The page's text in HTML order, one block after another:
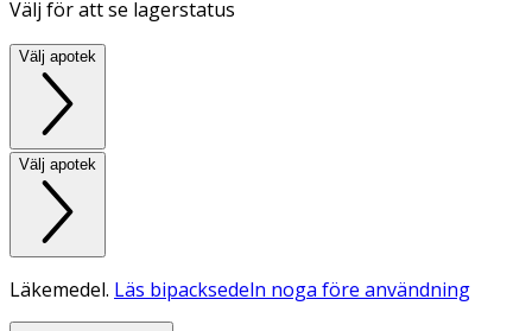
Välj för att se lagerstatus
Välj apotek
Välj apotek
Läkemedel. Läs bipacksedeln noga före användning